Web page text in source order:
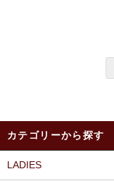
カテゴリーから探す
LADIES